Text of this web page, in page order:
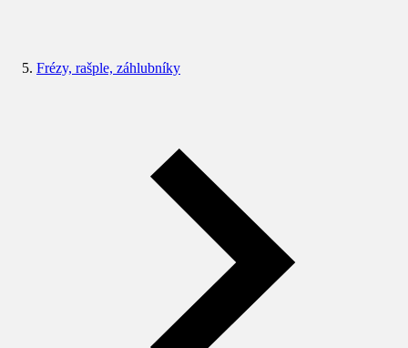
Frézy, rašple, záhlubníky